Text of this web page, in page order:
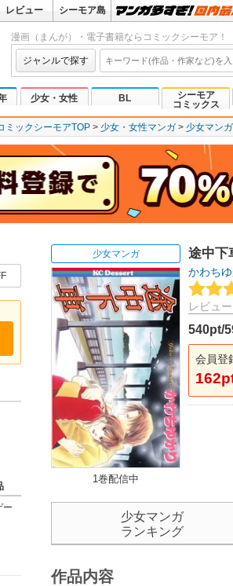
レビュー シーモア島
漫画（まんが）・電子書籍ならコミックシーモア！
ジャンルで探す
少女・女性 BL
シーモア
コミックス
ミックシーモアTOP 少女・女性マンガ 少女マンガ
ー
少女マンガ
1巻配信中
途中下
かわちゆ
レビュ
540pt/
会員登
少女マンガ
ランキング
作品内容